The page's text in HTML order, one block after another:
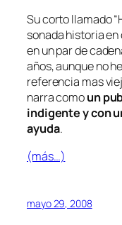
Su corto llamado
sonada historia
en un par de
años, aunque no
referencia mas
narra comoun
indigente y con
ayuda.
(más…)
mayo 29, 2008